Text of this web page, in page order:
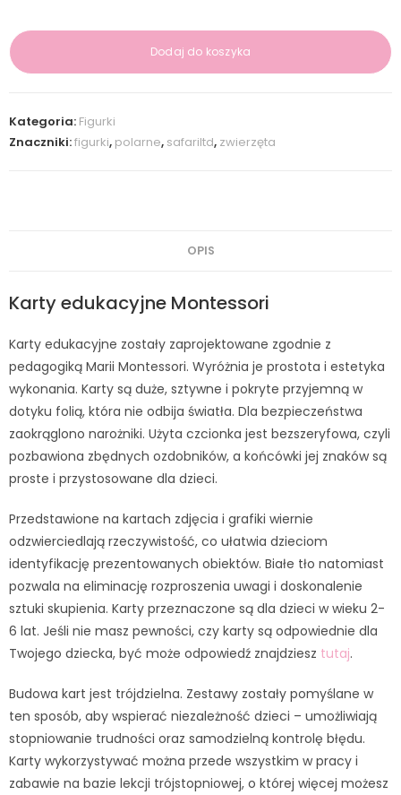
Dodaj do koszyka
Kategoria: Figurki
Znaczniki:figurki, polarne, safariltd, zwierzęta
OPIS
Karty edukacyjne Montessori
Karty edukacyjne zostały zaprojektowane zgodnie z
pedagogiką Marii Montessori. Wyróżnia je prostota i estetyka
wykonania. Karty są duże, sztywne i pokryte przyjemną w
dotyku folią, która nie odbija światła. Dla bezpieczeństwa
zaokrąglono narożniki. Użyta czcionka jest bezszeryfowa, czyli
pozbawiona zbędnych ozdobników, a końcówki jej znaków są
proste i przystosowane dla dzieci.
Przedstawione na kartach zdjęcia i grafiki wiernie
odzwierciedlają rzeczywistość, co ułatwia dzieciom
identyfikację prezentowanych obiektów. Białe tło natomiast
pozwala na eliminację rozproszenia uwagi i doskonalenie
sztuki skupienia. Karty przeznaczone są dla dzieci w wieku 2-
6 lat. Jeśli nie masz pewności, czy karty są odpowiednie dla
Twojego dziecka, być może odpowiedź znajdziesz tutaj.
Budowa kart jest trójdzielna. Zestawy zostały pomyślane w
ten sposób, aby wspierać niezależność dzieci – umożliwiają
stopniowanie trudności oraz samodzielną kontrolę błędu.
Karty wykorzystywać można przede wszystkim w pracy i
zabawie na bazie lekcji trójstopniowej, o której więcej możesz